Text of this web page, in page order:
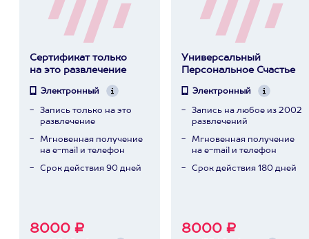
Сертификат только
на это развлечение
Электронный
Запись только на это
развлечение
Мгновенная получение
на e-mail и телефон
Срок действия 90 дней
8000 ₽
Универсальный
Персональное Счастье
Электронный
Запись на любое из 2002
развлечений
Мгновенная получение
на e-mail и телефон
Срок действия 180 дней
8000 ₽